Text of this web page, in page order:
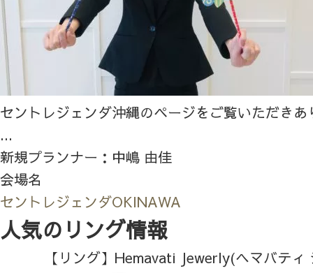
セントレジェンダ沖縄のページをご覧いただき
...
新規プランナー：中嶋 由佳
会場名
セントレジェンダOKINAWA
人気のリング情報
【リング】Hemavati Jewerly(ヘマバティ